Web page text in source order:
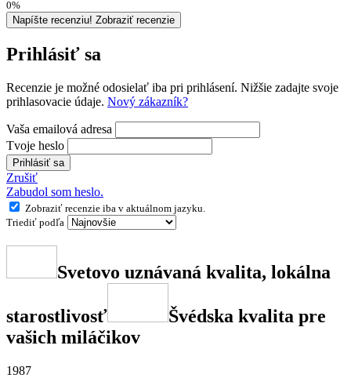
0%
Napíšte recenziu! Zobraziť recenzie
Prihlásiť sa
Recenzie je možné odosielať iba pri prihlásení. Nižšie zadajte svoje
prihlasovacie údaje. Nový zákazník?
Vaša emailová adresa
Tvoje heslo
Prihlásiť sa
Zrušiť
Zabudol som heslo.
Zobraziť recenzie iba v aktuálnom jazyku.
Triediť podľa
Svetovo uznávaná kvalita, lokálna
starostlivosť
Švédska kvalita pre
vašich miláčikov
1987